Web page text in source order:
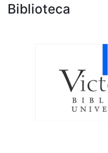
Biblioteca